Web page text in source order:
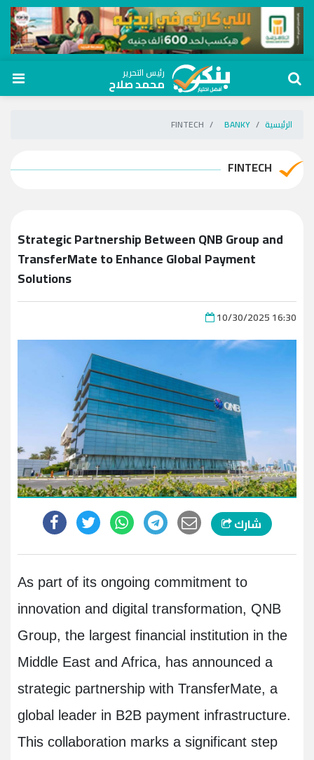
رئيس التحرير
محمد صلاح
الرئيسية BANKY
FINTECH
FINTECH
Strategic Partnership Between QNB Group and
TransferMate to Enhance Global Payment
Solutions
10/30/2025 16:30
شارك
As part of its ongoing commitment to
innovation and digital transformation, QNB
Group, the largest financial institution in the
Middle East and Africa, has announced a
strategic partnership with TransferMate, a
global leader in B2B payment infrastructure.
This collaboration marks a significant step